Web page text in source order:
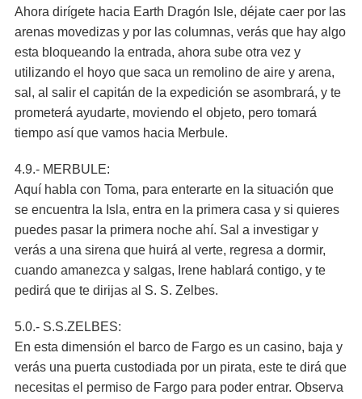
Ahora dirígete hacia Earth Dragón Isle, déjate caer por las
arenas movedizas y por las columnas, verás que hay algo
esta bloqueando la entrada, ahora sube otra vez y
utilizando el hoyo que saca un remolino de aire y arena,
sal, al salir el capitán de la expedición se asombrará, y te
prometerá ayudarte, moviendo el objeto, pero tomará
tiempo así que vamos hacia Merbule.
4.9.- MERBULE:
Aquí habla con Toma, para enterarte en la situación que
se encuentra la Isla, entra en la primera casa y si quieres
puedes pasar la primera noche ahí. Sal a investigar y
verás a una sirena que huirá al verte, regresa a dormir,
cuando amanezca y salgas, Irene hablará contigo, y te
pedirá que te dirijas al S. S. Zelbes.
5.0.- S.S.ZELBES:
En esta dimensión el barco de Fargo es un casino, baja y
verás una puerta custodiada por un pirata, este te dirá que
necesitas el permiso de Fargo para poder entrar. Observa